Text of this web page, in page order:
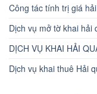
Công tác tính trị giá
Dịch vụ mở tờ khai hải
DỊCH VỤ KHAI HẢI
Dịch vụ khai thuê Hải